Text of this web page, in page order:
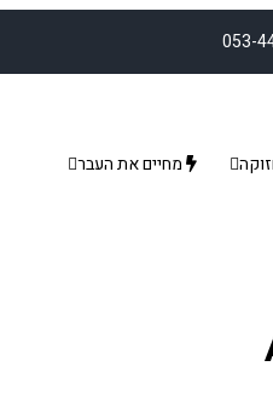
053-
מחיים את העבר